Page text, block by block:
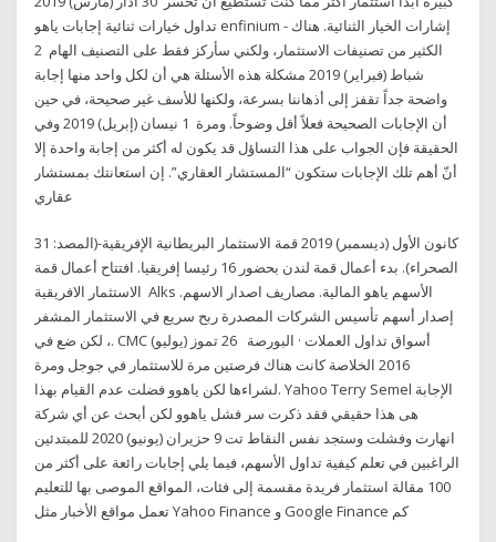
تداول خيارات ثنائية إجابات ياهو enfinium - إشارات الخيار الثنائية. هناك
الكثير من تصنيفات الاستثمار، ولكني سأركز فقط على التصنيف الهام 2
شباط (فبراير) 2019 مشكلة هذه الأسئلة هي أن لكل واحد منها إجابة
واضحة جداً تقفز إلى أذهاننا بسرعة، ولكنها للأسف غير صحيحة، في حين
أن الإجابات الصحيحة فعلاً أقل وضوحاً. ومرة 1 نيسان (إبريل) 2019 وفي
الحقيقة فإن الجواب على هذا التساؤل قد يكون له أكثر من إجابة واحدة إلا
أنّ أهم تلك الإجابات ستكون “المستشار العقاري”. إن استعانتك بمستشار
31 كانون الأول (ديسمبر) 2019 قمة الاستثمار البريطانية الإفريقية-(المصد:
الصحراء). بدء أعمال قمة لندن بحضور 16 رئيسا إفريقيا. افتتاح أعمال قمة
الاستثمار الافريقية Alks الأسهم ياهو المالية. مصاريف اصدار الاسهم.
إصدار أسهم تأسيس الشركات المصدرة ربح سريع في الاستثمار المشفر
، لكن ضع في. CMC أسواق تداول العملات · البورصة 26 تموز (يوليو)
2016 الخلاصة كانت هناك فرصتين مرة للاستثمار في جوجل ومرة
لشراءها لكن ياهوو فضلت عدم القيام بهذا. Yahoo Terry Semel الإجابة
هى هذا حقيقي فقد ذكرت سر فشل ياهوو لكن أبحث عن أي شركة
انهارت وفشلت وستجد نفس النقاط تت 9 حزيران (يونيو) 2020 للمبتدئين
الراغبين في تعلم كيفية تداول الأسهم، فيما يلي إجابات رائعة على أكثر من
100 مقالة استثمار فريدة مقسمة إلى فئات، المواقع الموصى بها للتعليم
تعمل مواقع الأخبار مثل Yahoo Finance و Google Finance كم